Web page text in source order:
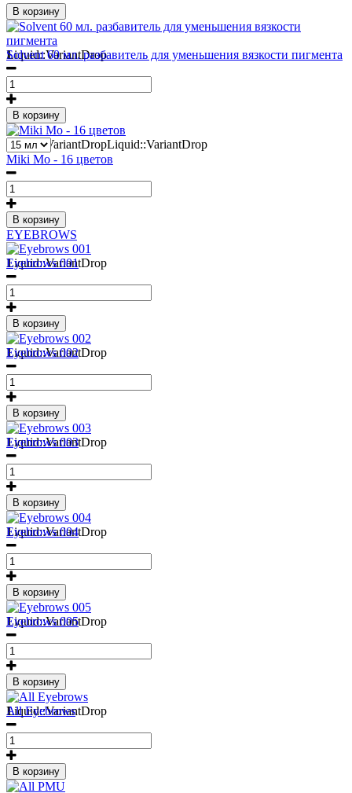
В корзину
1
Liquid::VariantDrop
Solvent 60 мл. разбавитель для уменьшения вязкости пигмента
В корзину
2Liquid::VariantDropLiquid::VariantDrop
Miki Mo - 16 цветов
В корзину
EYEBROWS
1
Liquid::VariantDrop
Eyebrows 001
В корзину
1
Liquid::VariantDrop
Eyebrows 002
В корзину
1
Liquid::VariantDrop
Eyebrows 003
В корзину
1
Liquid::VariantDrop
Eyebrows 004
В корзину
1
Liquid::VariantDrop
Eyebrows 005
В корзину
1
Liquid::VariantDrop
All Eyebrows
В корзину